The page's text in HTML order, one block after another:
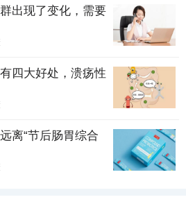
出现了变化，需要
四大好处，溃疡性
离“节后肠胃综合